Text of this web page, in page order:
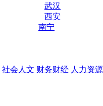
武汉
西安
南宁
社会人文 财务财经 人力资源